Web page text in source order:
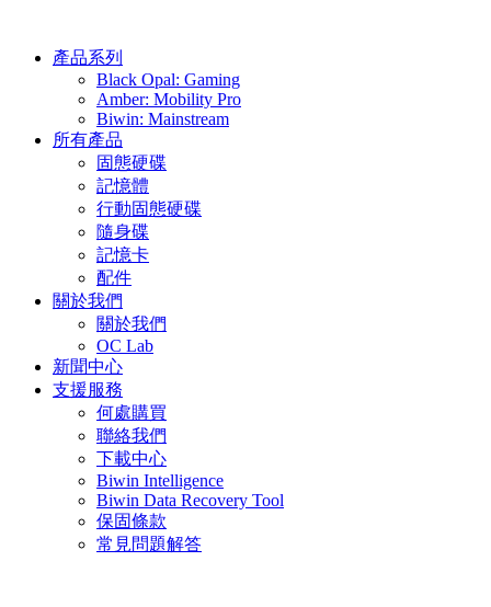
產品系列
Black Opal: Gaming
Amber: Mobility Pro
Biwin: Mainstream
所有產品
固態硬碟
記憶體
行動固態硬碟
隨身碟
記憶卡
配件
關於我們
關於我們
OC Lab
新聞中心
支援服務
何處購買
聯絡我們
下載中心
Biwin Intelligence
Biwin Data Recovery Tool
保固條款
常見問題解答